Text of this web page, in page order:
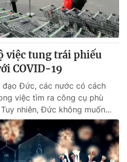
việc tung trái phiếu
COVID-19
đạo Đức, các nước có cách
việc tìm ra công cụ phù
nhiên, Đức không muốn...